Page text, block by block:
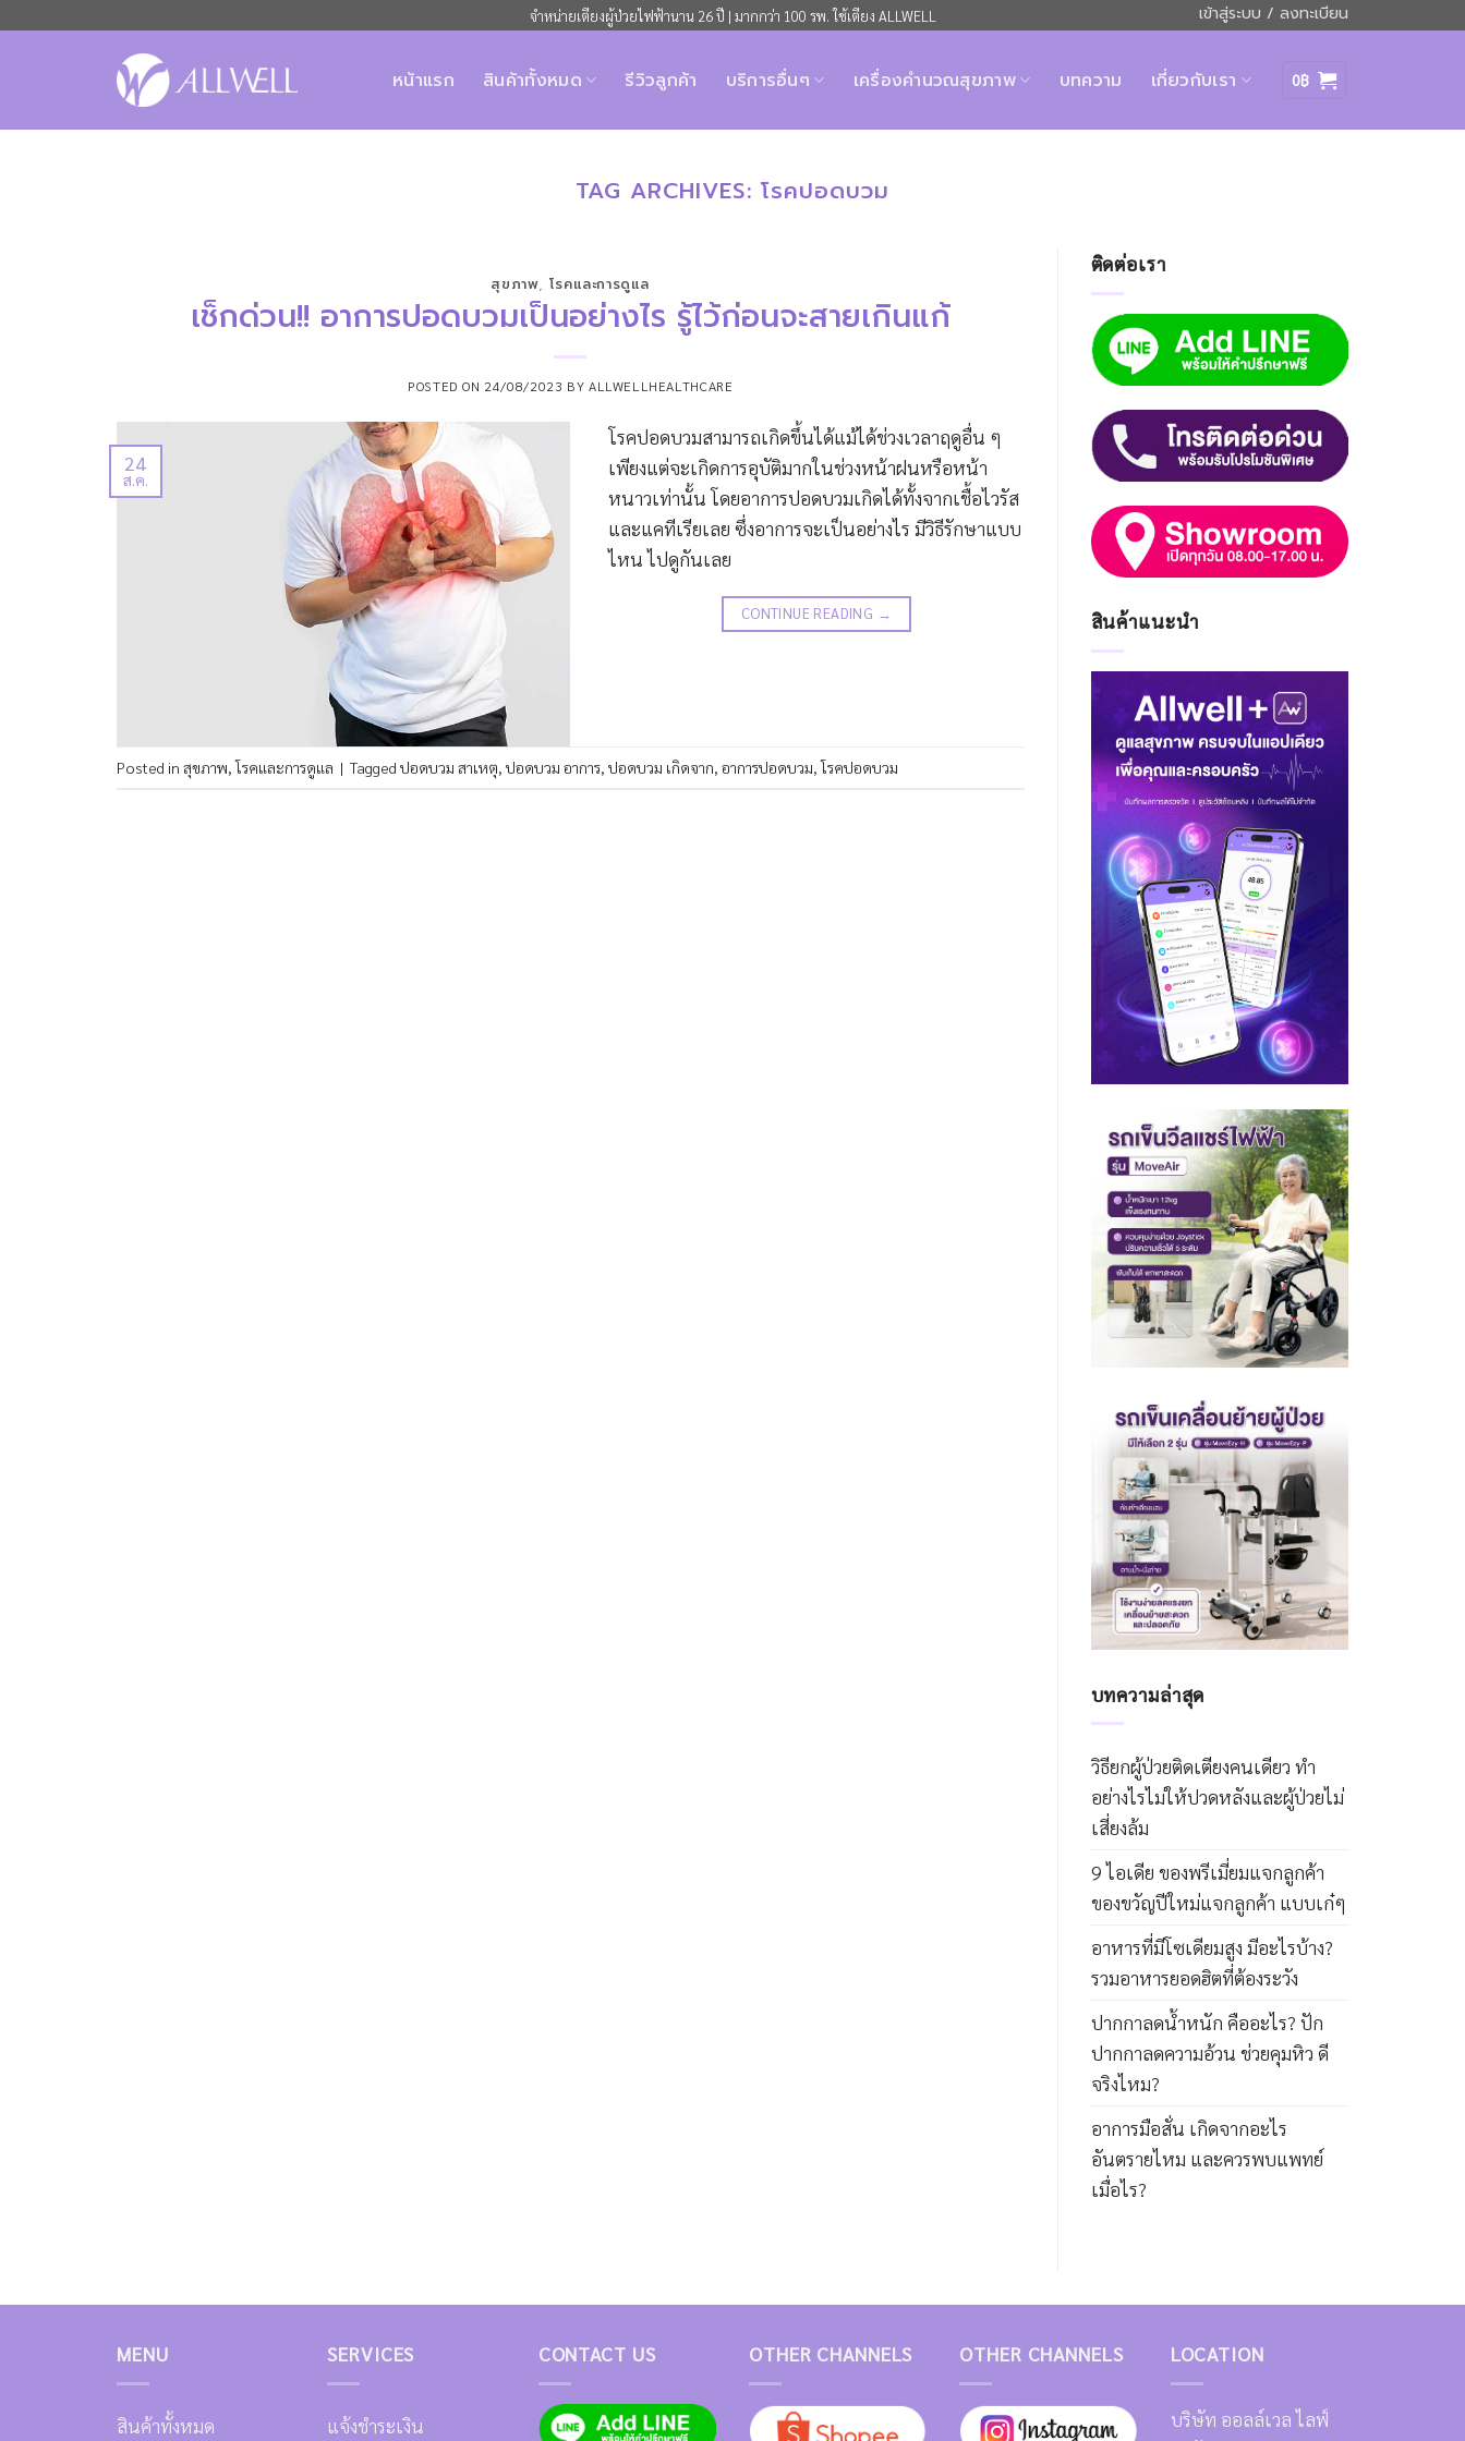
จำหน่ายเตียงผู้ป่วยไฟฟ้านาน 26 ปี | มากกว่า 100 รพ. ใช้เตียง ALLWELL เข้าสู่ระบบ / ลงทะเบียน
หน้าแรก สินค้าทั้งหมด รีวิวลูกค้า บริการอื่นๆ เครื่องคำนวณสุขภาพ บทความ เกี่ยวกับเรา 0฿
TAG ARCHIVES: โรคปอดบวม
สุขภาพ โรคและการดูแล
เช็กด่วน!! อาการปอดบวมเป็นอย่างไร รู้ไว้ก่อนจะสายเกินแก้
POSTED ON 24/08/2023 BY ALLWELLHEALTHCARE
24
ส.ค.
โรคปอดบวมสามารถเกิดขึ้นได้แม้ได้ช่วงเวลาฤดูอื่น ๆ
เพียงแต่จะเกิดการอุบัติมากในช่วงหน้าฝนหรือหน้า
หนาวเท่านั้น โดยอาการปอดบวมเกิดได้ทั้งจากเชื้อไวรัส
และแคทีเรียเลย ซึ่งอาการจะเป็นอย่างไร มีวิธีรักษาแบบ
ไหน ไปดูกันเลย
CONTINUE READING →
Posted in สุขภาพ ,โรคและการดูแล | Tagged ปอดบวม สาเหตุ ปอดบวม อาการ ปอดบวม เกิดจาก อาการปอดบวม ,โรคปอดบวม
ติดต่อเรา
สินค้าแนะนำ
บทความล่าสุด
วิธียกผู้ป่วยติดเตียงคนเดียว ทำ
อย่างไรไม่ให้ปวดหลังและผู้ป่วยไม่
เสี่ยงล้ม
9 ไอเดีย ของพรีเมี่ยมแจกลูกค้า
ของขวัญปีใหม่แจกลูกค้า แบบเก๋ๆ
อาหารที่มีโซเดียมสูง มีอะไรบ้าง?
รวมอาหารยอดฮิตที่ต้องระวัง
ปากกาลดน้ำหนัก คืออะไร? ปัก
ปากกาลดความอ้วน ช่วยคุมหิว ดี
จริงไหม?
อาการมือสั่น เกิดจากอะไร
อันตรายไหม และควรพบแพทย์
เมื่อไร?
MENU
สินค้าทั้งหมด
SERVICES
แจ้งชำระเงิน
CONTACT US OTHER CHANNELS OTHER CHANNELS LOCATION
บริษัท ออลล์เวล ไลฟ์